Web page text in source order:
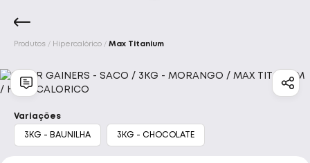
Início Acessórios Barrinhas E
Produtos Hipercalórico Max Titanium
Variações
3KG - BAUNILHA 3KG - CHOCOLATE
Marcas
Bodyaction